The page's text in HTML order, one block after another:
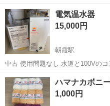
す。 道路をご利用される車両や歩
ために適切に誘導してください。
警備員 歩道や道路での誘導・案内...
アルバイト・パート
電気温水器
15,000円
朝霞駅
中古 使用問題なし 水道と100Vのコンセントがあれば、お湯と水が使
えるようになります。 水しか使え
なります。 洗面の下に基本入ってる物なので見た目はとても綺麗で
す。 商品詳細 htt...
埼玉 新座市 朝霞駅 そ
ハマナカボニ
1,000円